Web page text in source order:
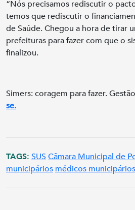
“Nós precisamos rediscutir o
temos que rediscutir o
de Saúde. Chegou a hora de tirar
prefeituras para fazer com que o
finalizou.
Simers: coragem para fazer.
se.
TAGS: SUS Câmara Municipal de
municipários médicos